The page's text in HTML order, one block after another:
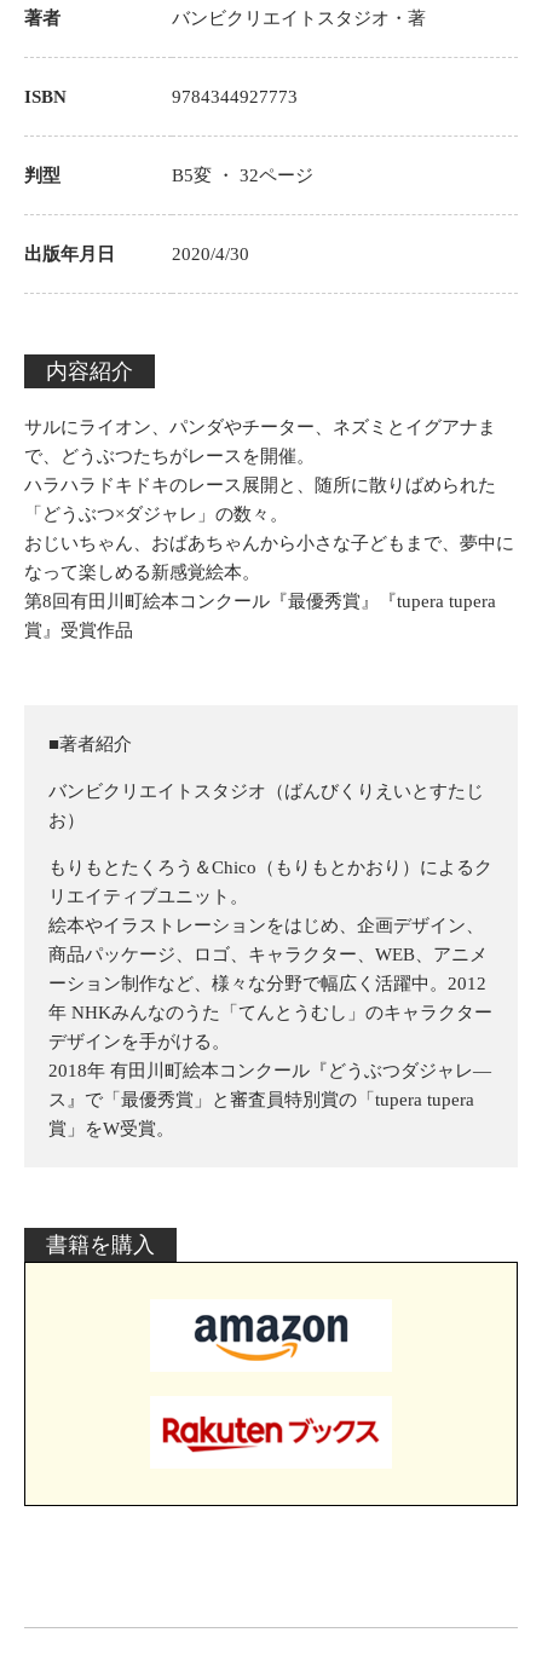
著者 バンビクリエイトスタジオ ・著
ISBN 9784344927773
判型 B5変 ・32ページ
出版年月日 2020/4/30
内容紹介
サルにライオン、パンダやチーター、ネズミとイグアナま
で、どうぶつたちがレースを開催。
ハラハラドキドキのレース展開と、随所に散りばめられた
「どうぶつ×ダジャレ」の数々。
おじいちゃん、おばあちゃんから小さな子どもまで、夢中に
なって楽しめる新感覚絵本。
第8回有田川町絵本コンクール『最優秀賞』『tupera tupera
賞』受賞作品
■著者紹介
バンビクリエイトスタジオ（ばんびくりえいとすたじ
お）
もりもとたくろう＆Chico（もりもとかおり）によるク
リエイティブユニット。
絵本やイラストレーションをはじめ、企画デザイン、
商品パッケージ、ロゴ、キャラクター、WEB、アニメ
ーション制作など、様々な分野で幅広く活躍中。2012
年 NHKみんなのうた「てんとうむし」のキャラクター
デザインを手がける。
2018年 有田川町絵本コンクール『どうぶつダジャレ―
ス』で「最優秀賞」と審査員特別賞の「tupera tupera
賞」をW受賞。
書籍を購入